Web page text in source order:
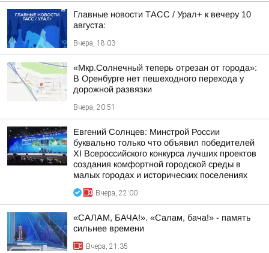
Главные новости ТАСС / Урал+ к вечеру 10
августа:
Вчера, 18:03
«Мкр.Солнечный теперь отрезан от города»:
В Оренбурге нет пешеходного перехода у
дорожной развязки
Вчера, 20:51
Евгений Солнцев: Минстрой России
буквально только что объявил победителей
XI Всероссийского конкурса лучших проектов
создания комфортной городской среды в
малых городах и исторических поселениях
Вчера, 22:00
«САЛАМ, БАЧА!». «Салам, бача!» - память
сильнее времени
Вчера, 21:35